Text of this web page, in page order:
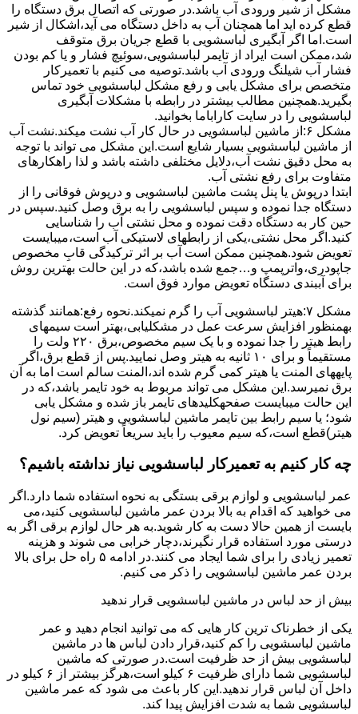
مشکل از شیر ورودی آب باشد.در صورتی که اتصال برق دستگاه را
قطع کرده اید اما همچنان آب به داخل دستگاه می آید،اشکال از شیر
است.اما اگر آبگیری لباسشویی با قطع جریان برق متوقف
شد،ممکن است ایراد از تایمر لباسشویی،سوئیچ فشار و یا کم بودن
فشار آب شیلنگ ورودی آب باشد.توصیه می کنیم با تعمیرکار
متخصص برای مشکل یابی و رفع مشکل لباسشویی خود تماس
بگیرید.همچنین مطالب بیشتر در رابطه با مشکلات آبگیری
لباسشویی را در سایت کاراباما بخوانید.
مشکل ۶:از ﻣﺎﺷﯿﻦ لباسشویی در ﺣﺎل ﮐﺎر آب ﻧﺸﺖ میکند.نشت آب
از ماشین لباسشویی بسیار شایع است.این مشکل می تواند با توجه
به محل دقیق نشت آب،دلایل مختلفی داشته باشد و لذا راهکارهای
متفاوت برای رفع نشتی آب.
ابتدا درپوش یا پنل ﭘﺸﺖ ﻣﺎﺷﯿﻦ لباسشویی و درپوش ﻓﻮﻗﺎﻧﯽ را از
دستگاه ﺟﺪا ﻧﻤﻮده و ﺳﭙﺲ لباسشویی را ﺑﻪ ﺑﺮق وصل ﮐﻨﯿﺪ.سپس در
حین کار به دستگاه دقت نموده و ﻣﺤﻞ نشتی آب را ﺷﻨﺎﺳﺎﯾﯽ
کنید.اﮔﺮ ﻣﺤﻞ نشتی،ﯾﮑﯽ از رابطهای ﻻﺳﺘﯿﮑﯽ آب اﺳﺖ،میبایست
ﺗﻌﻮﯾﺾ شود.همچنین ﻣﻤﮑﻦ اﺳﺖ آب بر اثر ﺗﺮﮐﯿﺪﮔﯽ قابِ ﻣﺨﺼﻮص
ﺟﺎﭘﻮدری،واترپمپ و…جمع شده ﺑﺎﺷﺪ،ﮐﻪ در این حالت بهترین روش
برای آببندی دستگاه ﺗﻌﻮﯾﺾ ﻣﻮارد ﻓﻮق اﺳﺖ.
مشکل ۷:ﻫﯿﺘﺮ لباسشویی آب را ﮔﺮم نمیکند.نحوه رﻓﻊ:ﻫﻤﺎﻧﻨﺪ ﮔﺬﺷﺘﻪ
بهمنظور اﻓﺰاﯾﺶ ﺳﺮﻋﺖ ﻋﻤﻞ در مشکلیابی،بهتر است سیمهای
راﺑﻂ ﻫﯿﺘﺮ را ﺟﺪا ﻧﻤﻮده و ﺑﺎ ﯾﮏ ﺳﯿﻢ ﻣﺨﺼﻮص،برق ۲۲۰ ولت را
مستقیماً و برای ۱۰ ﺛﺎﻧﯿﻪ ﺑﻪ ﻫﯿﺘﺮ وصل نمایید.ﭘﺲ از ﻗﻄﻊ ﺑﺮق،اﮔﺮ
پایههای اﻟﻤﻨﺖ یا هیتر کمی ﮔﺮم ﺷﺪه اند،اﻟﻤﻨﺖ ﺳﺎﻟﻢ است اما ﺑﻪ آن
ﺑﺮق نمیرسد.اﯾﻦ ﻣﺸﮑﻞ می تواند مربوط به ﺧﻮد ﺗﺎﯾﻤﺮ باشد،ﮐﻪ در
این حالت میبایست صفحهکلیدهای ﺗﺎﯾﻤﺮ باز شده و مشکل یابی
شود؛ ﯾﺎ ﺳﯿﻢ راﺑﻂ ﺑﯿﻦ ﺗﺎﯾﻤﺮ ماشین لباسشویی و ﻫﯿﺘﺮ (سیم ﻧﻮل
ﻫﯿﺘﺮ)ﻗﻄﻊ اﺳﺖ،ﮐﻪ ﺳﯿﻢ ﻣﻌﯿﻮب را ﺑﺎﯾﺪ سریعاً ﺗﻌﻮﯾﺾ کرد.
چه کار کنیم به تعمیرکار لباسشویی نیاز نداشته باشیم؟
عمر لباسشویی و لوازم برقی بستگی به نحوه استفاده شما دارد.اگر
می خواهید که اقدام به بالا بردن عمر ماشین لباسشویی کنید،می
بایست از همین حالا دست به کار شوید.به هر حال لوازم برقی اگر به
درستی مورد استفاده قرار نگیرند،دچار خرابی می شوند و هزینه
تعمیر زیادی را برای شما ایجاد می کنند.در ادامه ۵ راه حل برای بالا
بردن عمر ماشین لباسشویی را ذکر می کنیم.
بیش از حد لباس در ماشین لباسشویی قرار ندهید
یکی از خطرناک ترین کار هایی که می توانید انجام دهید و عمر
ماشین لباسشویی را کم کنید،قرار دادن لباس ها در ماشین
لباسشویی بیش از حد ظرفیت است.در صورتی که ماشین
لباسشویی شما دارای ظرفیت ۶ کیلو است،هرگز بیشتر از ۶ کیلو در
داخل آن لباس قرار ندهید.این کار باعث می شود که عمر ماشین
لباسشویی شما به شدت افزایش پیدا کند.